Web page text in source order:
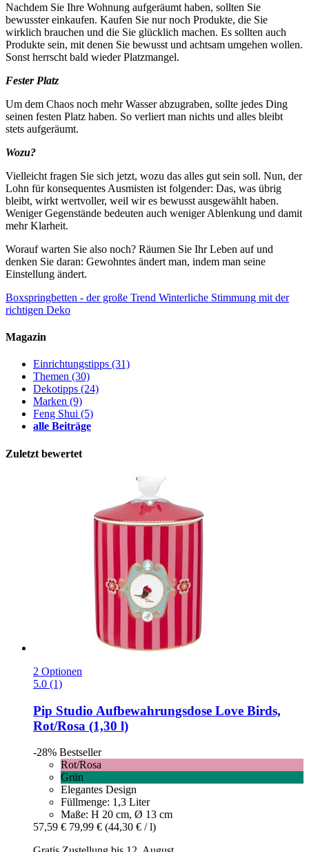
Nachdem Sie Ihre Wohnung aufgeräumt haben, sollten Sie
bewusster einkaufen. Kaufen Sie nur noch Produkte, die Sie
wirklich brauchen und die Sie glücklich machen. Es sollten auch
Produkte sein, mit denen Sie bewusst und achtsam umgehen wollen.
Sonst herrscht bald wieder Platzmangel.
Fester Platz
Um dem Chaos noch mehr Wasser abzugraben, sollte jedes Ding
seinen festen Platz haben. So verliert man nichts und alles bleibt
stets aufgeräumt.
Wozu?
Vielleicht fragen Sie sich jetzt, wozu das alles gut sein soll. Nun, der
Lohn für konsequentes Ausmisten ist folgender: Das, was übrig
bleibt, wirkt wertvoller, weil wir es bewusst ausgewählt haben.
Weniger Gegenstände bedeuten auch weniger Ablenkung und damit
mehr Klarheit.
Worauf warten Sie also noch? Räumen Sie Ihr Leben auf und
denken Sie daran: Gewohntes ändert man, indem man seine
Einstellung ändert.
Boxspringbetten - der große Trend Winterliche Stimmung mit der
richtigen Deko
Magazin
Einrichtungstipps (31)
Themen (30)
Dekotipps (24)
Marken (9)
Feng Shui (5)
alle Beiträge
Zuletzt bewertet
2 Optionen
5.0 (1)
Pip Studio Aufbewahrungsdose Love Birds,
Rot/Rosa (1,30 l)
-28% Bestseller
Rot/Rosa
Grün
Elegantes Design
Füllmenge: 1,3 Liter
Maße: H 20 cm, Ø 13 cm
57,59 € 79,99 € (44,30 € / l)